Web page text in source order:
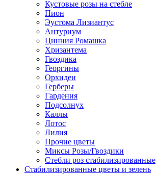
Кустовые розы на стебле
Пион
Эустома Лизиантус
Антуриум
Цинния Ромашка
Хризантема
Гвоздика
Георгины
Орхидеи
Герберы
Гардения
Подсолнух
Каллы
Лотос
Лилия
Прочие цветы
Миксы Розы/Гвоздики
Стебли роз стабилизированные
Стабилизированные цветы и зелень